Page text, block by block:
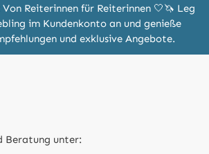
Reiterinnen für Reiterinnen 🤍🦄 Leg
im Kundenkonto an und genieße
und exklusive Angebote.
Beratung unter: